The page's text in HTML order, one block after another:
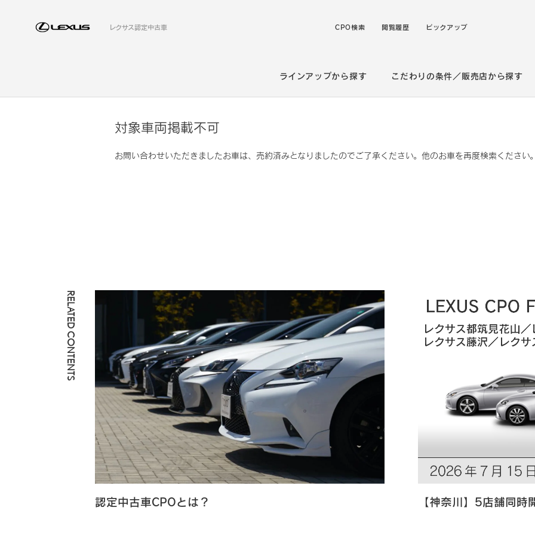
レクサス認定中古車 CPO検索 閲覧履歴 ピックアップ
ラインアップから探す こだわりの条件／販売店から探す
対象車両掲載不可
お問い合わせいただきましたお車は、売約済みとなりましたのでご了承ください。他のお車を再度検索ください
RELATED CONTENTS
認定中古車CPOとは？ 【神奈川】5店舗同時